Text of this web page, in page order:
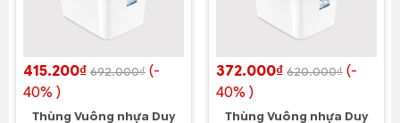
415.200₫ 692.000₫ (-
40% )
Thùng Vuông nhựa Duy
372.000₫ 620.000₫ (-
40% )
Thùng Vuông nhựa Duy